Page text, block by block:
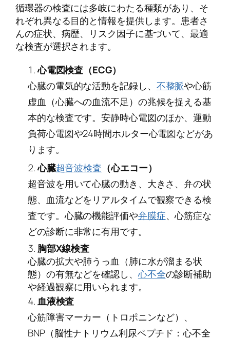
循環器の検査には多岐にわたる種類があり、そ
れぞれ異なる目的と情報を提供します。患者さ
んの症状、病歴、リスク因子に基づいて、最適
な検査が選択されます。
心電図検査（ECG）
心臓の電気的な活動を記録し、 不整脈や心筋
虚血（心臓への血流不足）の兆候を捉える基
本的な検査です。安静時心電図のほか、運動
負荷心電図や24時間ホルター心電図などがあ
ります。
心臓超音波検査 （心エコー）
超音波を用いて心臓の動き、大きさ、弁の状
態、血流などをリアルタイムで観察できる検
査です。心臓の機能評価や弁膜症、心筋症な
どの診断に非常に有用です。
胸部X線検査
心臓の拡大や肺うっ血（肺に水が溜まる状
態）の有無などを確認し、心不全の診断補助
や経過観察に用いられます。
血液検査
心筋障害マーカー（トロポニンなど）、
BNP（脳性ナトリウム利尿ペプチド：心不全